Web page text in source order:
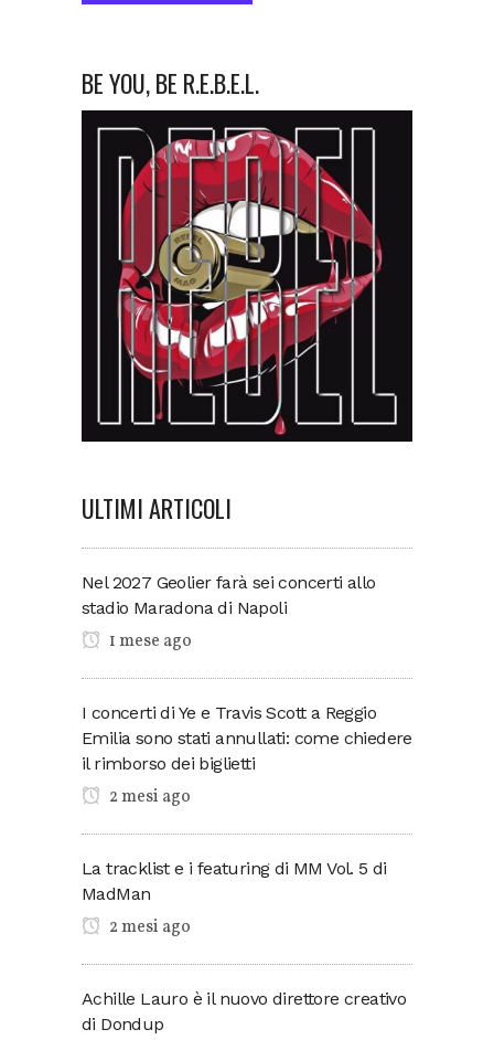
BE YOU, BE R.E.B.E.L.
ULTIMI ARTICOLI
Nel 2027 Geolier farà sei concerti allo
stadio Maradona di Napoli
1 mese ago
I concerti di Ye e Travis Scott a Reggio
Emilia sono stati annullati: come chiedere
il rimborso dei biglietti
2 mesi ago
La tracklist e i featuring di MM Vol. 5 di
MadMan
2 mesi ago
Achille Lauro è il nuovo direttore creativo
di Dondup